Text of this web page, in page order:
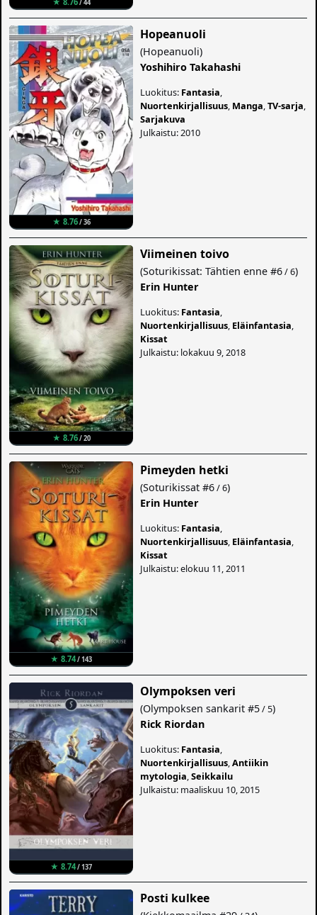
/ 44
★ 8.76/ 36
Hopeanuoli
(Hopeanuoli)
Yoshihiro Takahashi
Luokitus: Fantasia
Nuortenkirjallisuus Manga ,TV-sarja
Sarjakuva
Julkaistu: 2010
★ 8.76/ 20
Viimeinen toivo
(Soturikissat: Tähtien enne #6/ 6)
Erin Hunter
Luokitus: Fantasia
Nuortenkirjallisuus Eläinfantasia
Kissat
Julkaistu: lokakuu 9, 2018
★ 8.74/ 143
Pimeyden hetki
(Soturikissat #6/ 6)
Erin Hunter
Luokitus: Fantasia
Nuortenkirjallisuus Eläinfantasia
Kissat
Julkaistu: elokuu 11, 2011
★ 8.74/ 137
Olympoksen veri
(Olympoksen sankarit #5/ 5)
Rick Riordan
Luokitus: Fantasia
Nuortenkirjallisuus ,Antiikin
mytologia ,Seikkailu
Julkaistu: maaliskuu 10, 2015
Posti kulkee